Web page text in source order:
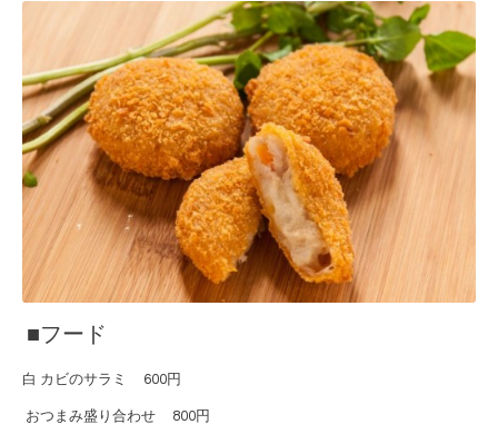
■フード
白 カビのサラミ 600円
おつまみ盛り合わせ 800円